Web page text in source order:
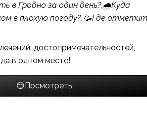
в Гродно за один день?,🌧️Куда
в плохую погоду?, 🥳Где
достопримечательностей,
в одном месте!
😏Посмотреть